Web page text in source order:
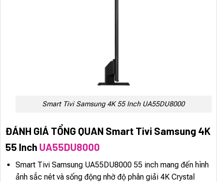
Smart Tivi Samsung 4K 55 Inch UA55DU8000
ĐÁNH GIÁ TỔNG QUAN Smart Tivi Samsung 4K
55 Inch UA55DU8000
Smart Tivi Samsung UA55DU8000 55 inch mang đến hình
ảnh sắc nét và sống động nhờ độ phân giải 4K Crystal